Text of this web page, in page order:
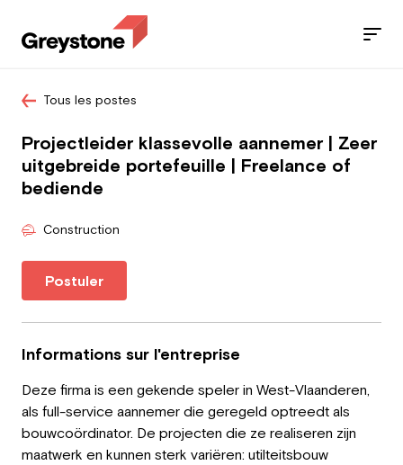
Employeur
Travailler chez Greystone
Jobs
Nos services
Secteurs
Tous les postes
Projectleider klassevolle aannemer | Zeer
uitgebreide portefeuille | Freelance of
bediende
Construction
Postuler
Informations sur l'entreprise
Deze firma is een gekende speler in West-Vlaanderen,
als full-service aannemer die geregeld optreedt als
bouwcoördinator. De projecten die ze realiseren zijn
maatwerk en kunnen sterk variëren: utilteitsbouw